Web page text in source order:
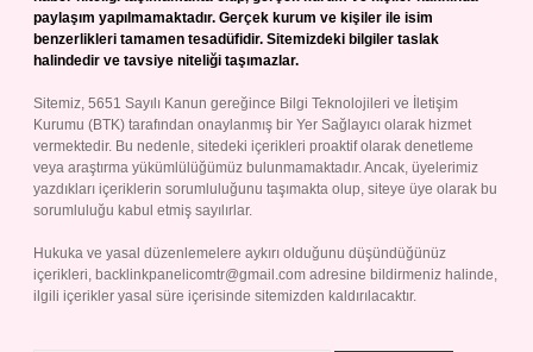
paylaşım yapılmamaktadır. Gerçek kurum ve kişiler ile isim
benzerlikleri tamamen tesadüfidir. Sitemizdeki bilgiler taslak
halindedir ve tavsiye niteliği taşımazlar.
Sitemiz, 5651 Sayılı Kanun gereğince Bilgi Teknolojileri ve İletişim
Kurumu (BTK) tarafından onaylanmış bir Yer Sağlayıcı olarak hizmet
vermektedir. Bu nedenle, sitedeki içerikleri proaktif olarak denetleme
veya araştırma yükümlülüğümüz bulunmamaktadır. Ancak, üyelerimiz
yazdıkları içeriklerin sorumluluğunu taşımakta olup, siteye üye olarak bu
sorumluluğu kabul etmiş sayılırlar.
Hukuka ve yasal düzenlemelere aykırı olduğunu düşündüğünüz
içerikleri, backlinkpanelicomtr@gmail.com adresine bildirmeniz halinde,
ilgili içerikler yasal süre içerisinde sitemizden kaldırılacaktır.